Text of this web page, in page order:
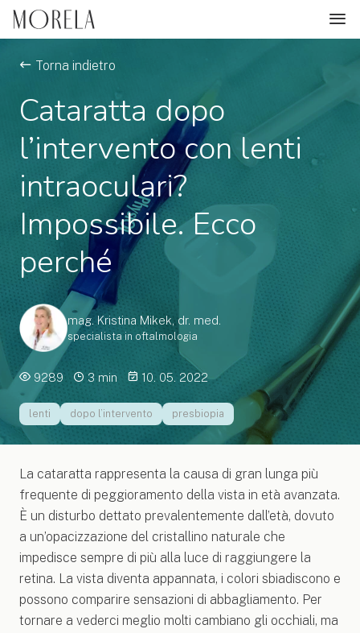
Torna indietro
Cataratta dopo
l’intervento con lenti
intraoculari?
Impossibile. Ecco
perché
mag. Kristina Mikek, dr. med.
specialista in oftalmologia
9289 3 min 10. 05. 2022
lenti dopo l’intervento presbiopia
La cataratta rappresenta la causa di gran lunga più
frequente di peggioramento della vista in età avanzata.
È un disturbo dettato prevalentemente dall’età, dovuto
a un’opacizzazione del cristallino naturale che
impedisce sempre di più alla luce di raggiungere la
retina. La vista diventa appannata, i colori sbiadiscono e
possono comparire sensazioni di abbagliamento. Per
tornare a vederci meglio molti cambiano gli occhiali, ma